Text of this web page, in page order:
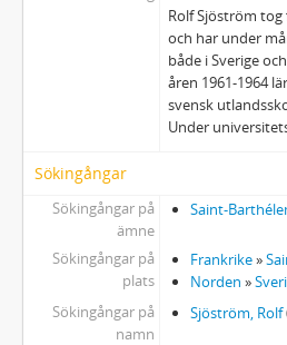
Rolf Sjöström
och har under
både i Sverige
åren 1961-1964
svensk
Under
Sökingångar
Sökingångar på
ämne
Saint-
Sökingångar på
plats
Frankrike»
Norden »
Sökingångar på
namn
Sjöström, Rolf